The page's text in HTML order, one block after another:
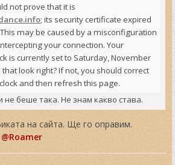
not prove that it is
; its security certificate expired
may be caused by a misconfiguration
your connection. Your
is currently set to Saturday, November
that look right? If not, you should correct
and then refresh this page.
не беше така. Не знам какво става.
на сайта. Ще го оправим.
@Roamer